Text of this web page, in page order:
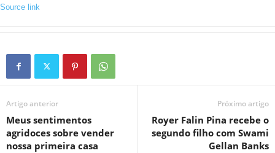
Source link
Artigo anterior
Meus sentimentos
agridoces sobre vender
nossa primeira casa
Próximo artigo
Royer Falin Pina recebe o
segundo filho com Swami
Gellan Banks